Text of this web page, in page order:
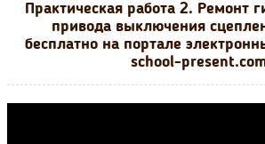
Практическая работа 2. Ремонт
привода выключения
бесплатно на портале
school-